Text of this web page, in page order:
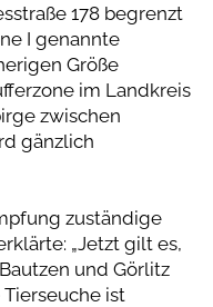
178 begrenzt
I genannte
Größe
im Landkreis
zwischen
gänzlich
zuständige
„Jetzt gilt es,
und Görlitz
Tierseuche ist